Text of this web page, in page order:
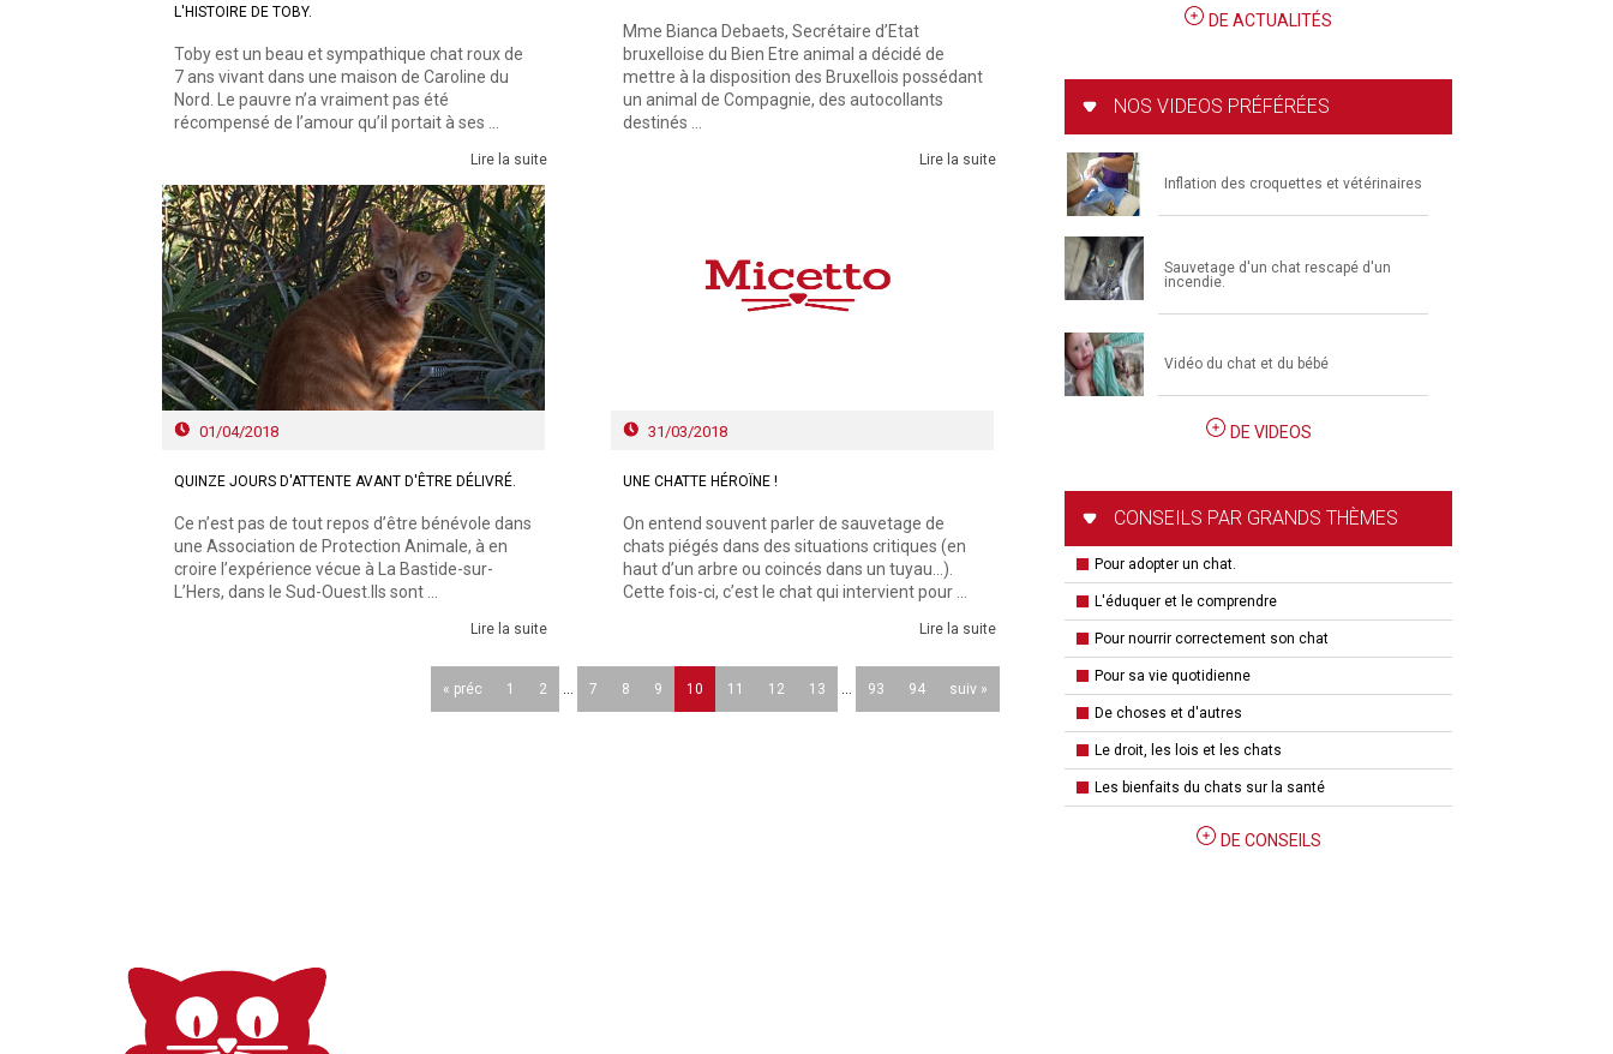
L'HISTOIRE DE TOBY.
Toby est un beau et sympathique chat roux de
7 ans vivant dans une maison de Caroline du
Nord. Le pauvre n’a vraiment pas été
récompensé de l’amour qu’il portait à ses ...
Lire la suite
Mme Bianca Debaets, Secrétaire d’Etat
bruxelloise du Bien Etre animal a décidé de
mettre à la disposition des Bruxellois possédant
un animal de Compagnie, des autocollants
destinés ...
Lire la suite
01/04/2018
QUINZE JOURS D'ATTENTE AVANT D'ÊTRE DÉLIVRÉ.
Ce n’est pas de tout repos d’être bénévole dans
une Association de Protection Animale, à en
croire l’expérience vécue à La Bastide-sur-
L’Hers, dans le Sud-Ouest.Ils sont ...
Lire la suite
31/03/2018
UNE CHATTE HÉROÏNE !
On entend souvent parler de sauvetage de
chats piégés dans des situations critiques (en
haut d’un arbre ou coincés dans un tuyau...).
Cette fois-ci, c’est le chat qui intervient pour ...
Lire la suite
« préc 1 2 ... 7 8 9 10 11 12 13 ... 93 94 suiv »
DE ACTUALITÉS
NOS VIDEOS PRÉFÉRÉES
Inflation des croquettes et vétérinaires
Sauvetage d'un chat rescapé d'un
incendie.
Vidéo du chat et du bébé
DE VIDEOS
CONSEILS PAR GRANDS THÈMES
Pour adopter un chat.
L'éduquer et le comprendre
Pour nourrir correctement son chat
Pour sa vie quotidienne
De choses et d'autres
Le droit, les lois et les chats
Les bienfaits du chats sur la santé
DE CONSEILS